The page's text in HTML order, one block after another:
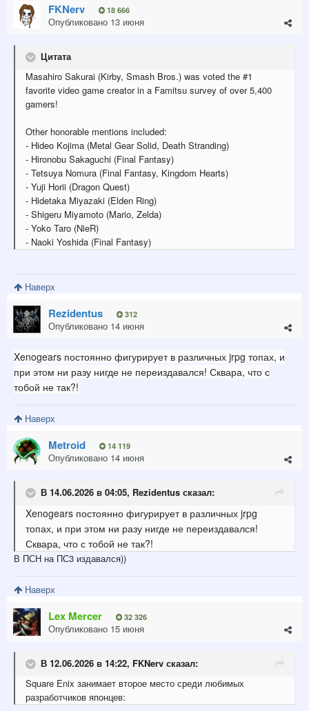
FKNerv 18 666
Опубликовано 13 июня
Цитата
Masahiro Sakurai (Kirby, Smash Bros.) was voted the #1
favorite video game creator in a Famitsu survey of over 5,400
gamers!
Other honorable mentions included:
- Hideo Kojima (Metal Gear Solid, Death Stranding)
- Hironobu Sakaguchi (Final Fantasy)
- Tetsuya Nomura (Final Fantasy, Kingdom Hearts)
- Yuji Horii (Dragon Quest)
- Hidetaka Miyazaki (Elden Ring)
- Shigeru Miyamoto (Mario, Zelda)
- Yoko Taro (NieR)
- Naoki Yoshida (Final Fantasy)
Наверх
Rezidentus 312
Опубликовано 14 июня
Xenogears постоянно фигурирует в различных jrpg топах, и
при этом ни разу нигде не переиздавался! Сквара, что с
тобой не так?!
Наверх
Metroid 14 119
Опубликовано 14 июня
В 14.06.2026 в 04:05, Rezidentus сказал:
Xenogears постоянно фигурирует в различных jrpg
топах, и при этом ни разу нигде не переиздавался!
Сквара, что с тобой не так?!
В ПСН на ПС3 издавался))
Наверх
Lex Mercer 32 326
Опубликовано 15 июня
В 12.06.2026 в 14:22, FKNerv сказал:
Square Enix занимает второе место среди любимых
разработчиков японцев: